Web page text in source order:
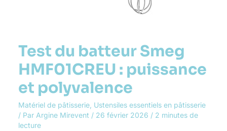
Test du batteur Smeg
HMF01CREU : puissance
et polyvalence
Matériel de pâtisserie, Ustensiles essentiels en pâtisserie
/ Par Argine Mirevent / 26 février 2026 / 2 minutes de
lecture